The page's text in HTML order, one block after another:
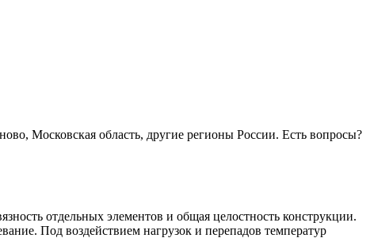
Московская область, другие регионы России. Есть вопросы?
отдельных элементов и общая целостность конструкции.
Под воздействием нагрузок и перепадов температур